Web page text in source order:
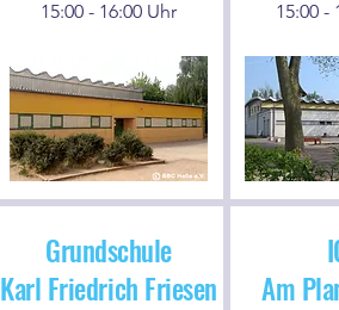
15:00 - 16:00 Uhr
Grundschule
Karl Friedrich Friesen
15:00 -
Am